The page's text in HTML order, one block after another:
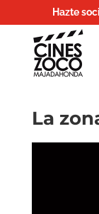
Hazte
La